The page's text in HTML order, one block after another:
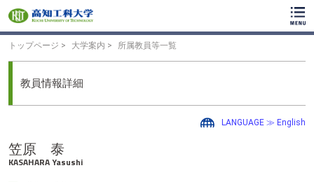
ッ
トップページ 大学案内 所属教員等一覧
教員情報詳細
LANGUAGE ≫ English
笠原 泰
KASAHARA Yasushi